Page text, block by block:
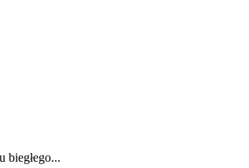
biegłego...